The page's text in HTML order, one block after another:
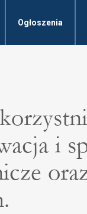
Ogłoszenia
i